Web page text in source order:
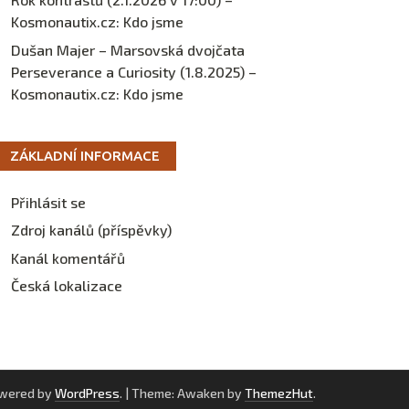
Kosmonautix.cz: Kdo jsme
Dušan Majer – Marsovská dvojčata
Perseverance a Curiosity (1.8.2025) –
Kosmonautix.cz: Kdo jsme
ZÁKLADNÍ INFORMACE
Přihlásit se
Zdroj kanálů (příspěvky)
Kanál komentářů
Česká lokalizace
by WordPress. | Theme: Awaken by ThemezHut.